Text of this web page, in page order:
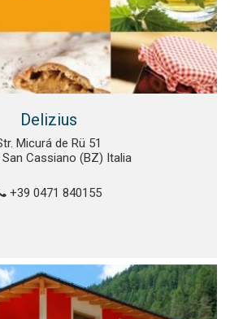
Delizius
Micurá de Rü 51
Cassiano (BZ) Italia
+39 0471 840155